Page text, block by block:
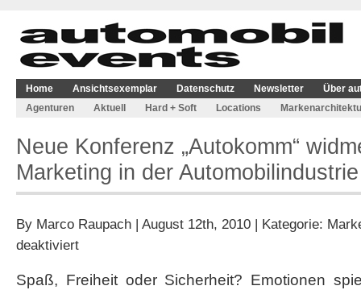
Home Ansichtsexemplar Datenschutz Newsletter
Über
Agenturen
Aktuell Hard + Soft Locations
Neue Konferenz „Autokomm“
Marketing in der Automobilindustrie
By Marco Raupach | August 12th, 2010 | Kategorie:
deaktiviertfür
„Autokomm“
Spaß, Freiheit oder Sicherheit? Emotionen